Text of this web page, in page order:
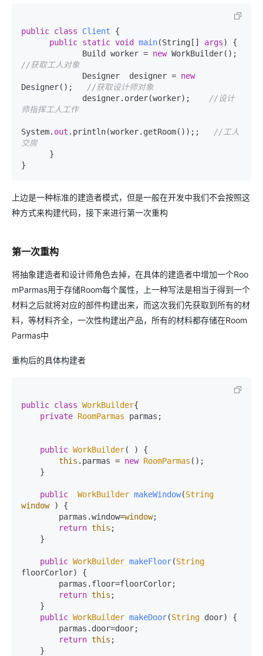
public class Client {
public static void main(String[] args)
{
             Build worker =
new
//获取工人对象
             Designer  designer =
new
Designer();
//获取设计师对象
             designer.order(worker);
//设计
师指挥工人工作
System. out .println(worker.getRoom());;
//工人
交房
上边是一种标准的建造者模式，但是一般在开发中我们不会按照这
种方式来构建代码，接下来进行第一次重构
第一次重构
将抽象建造者和设计师角色去掉，在具体的建造者中增加一个Roo
mParmas用于存储Room每个属性，上一种写法是相当于得到一个
材料之后就将对应的部件构建出来，而这次我们先获取到所有的材
料，等材料齐全，一次性构建出产品，所有的材料都存储在Room
Parmas中
重构后的具体构建者
public class WorkBuilder{
private RoomParmas parmas;
public WorkBuilder( ) {
this . parmas = new RoomParmas ();
public WorkBuilder makeWindow(String
window
) {
        parmas.
window=window;
return this ;
public WorkBuilder makeFloor(String
floorCorlor) {
        parmas.
floor=floorCorlor;
return this ;
public WorkBuilder makeDoor(String door) {
        parmas.
door=door;
return this ;